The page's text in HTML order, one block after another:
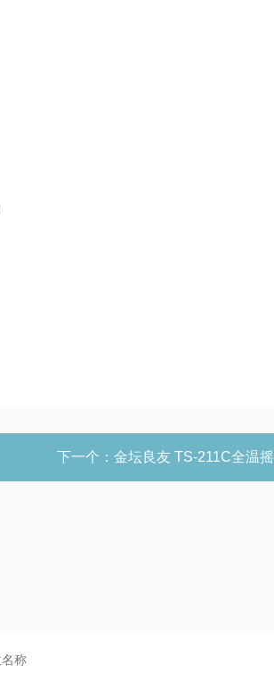
下一个： 金坛良友 TS-211C全温